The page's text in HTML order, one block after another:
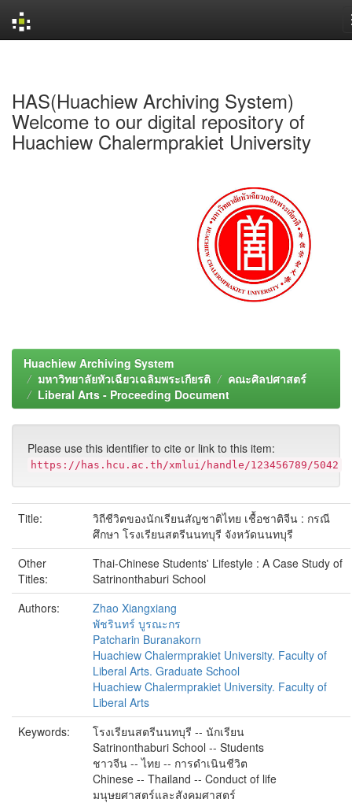
HAS(Huachiew Archiving System)
Welcome to our digital repository of
Huachiew Chalermprakiet University
Huachiew Archiving System
มหาวิทยาลัยหัวเฉียวเฉลิมพระเกียรติ
คณะศิลปศาสตร์
Liberal Arts - Proceeding Document
Please use this identifier to cite or link to this item:
https://has.hcu.ac.th/xmlui/handle/123456789/5042
Title:
วิถีชีวิตของนักเรียนสัญชาติไทย เชื้อชาติจีน : กรณี
ศึกษา โรงเรียนสตรีนนทบุรี จังหวัดนนทบุรี
Other
Titles:
Thai-Chinese Students' Lifestyle : A Case Study of
Satrinonthaburi School
Authors:
Zhao Xiangxiang
พัชรินทร์ บูรณะกร
Patcharin Buranakorn
Huachiew Chalermprakiet University. Faculty of
Liberal Arts. Graduate School
Huachiew Chalermprakiet University. Faculty of
Liberal Arts
Keywords:
โรงเรียนสตรีนนทบุรี -- นักเรียน
Satrinonthaburi School -- Students
ชาวจีน -- ไทย -- การดำเนินชีวิต
Chinese -- Thailand -- Conduct of life
มนุษยศาสตร์และสังคมศาสตร์